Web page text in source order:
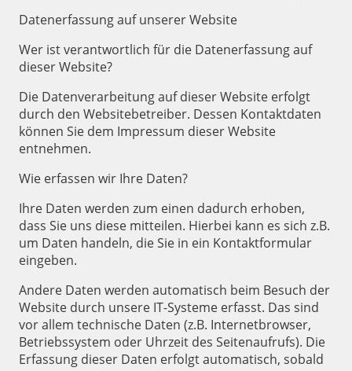
Datenerfassung auf unserer Website
Wer ist verantwortlich für die Datenerfassung auf
dieser Website?
Die Datenverarbeitung auf dieser Website erfolgt
durch den Websitebetreiber. Dessen Kontaktdaten
können Sie dem Impressum dieser Website
entnehmen.
Wie erfassen wir Ihre Daten?
Ihre Daten werden zum einen dadurch erhoben,
dass Sie uns diese mitteilen. Hierbei kann es sich z.B.
um Daten handeln, die Sie in ein Kontaktformular
eingeben.
Andere Daten werden automatisch beim Besuch der
Website durch unsere IT-Systeme erfasst. Das sind
vor allem technische Daten (z.B. Internetbrowser,
Betriebssystem oder Uhrzeit des Seitenaufrufs). Die
Erfassung dieser Daten erfolgt automatisch, sobald